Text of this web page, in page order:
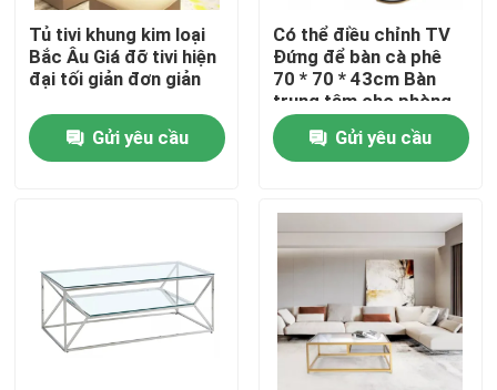
Nhà
Địa chỉ liên hệ
Tủ tivi khung kim loại
Bắc Âu Giá đỡ tivi hiện
đại tối giản đơn giản
Gửi yêu cầu
Có thể điều chỉnh TV
Đứng để bàn cà phê
70 * 70 * 43cm Bàn
trung tâm cho phòng
khách có bộ lưu trữ
Gửi yêu cầu